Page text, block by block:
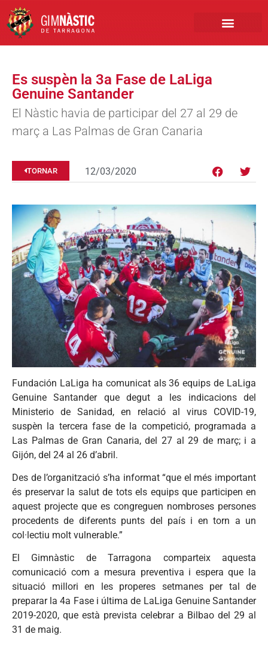
Es suspèn la 3a Fase de LaLiga
Genuine Santander
El Nàstic havia de participar del 27 al 29 de
març a Las Palmas de Gran Canaria
TORNAR 12/03/2020
Fundación LaLiga ha comunicat als 36 equips de LaLiga
Genuine Santander que degut a les indicacions del
Ministerio de Sanidad, en relació al virus COVID-19,
suspèn la tercera fase de la competició, programada a
Las Palmas de Gran Canaria, del 27 al 29 de març; i a
Gijón, del 24 al 26 d’abril.
Des de l’organització s’ha informat “que el més important
és preservar la salut de tots els equips que participen en
aquest projecte que es congreguen nombroses persones
procedents de diferents punts del país i en torn a un
col·lectiu molt vulnerable.”
El Gimnàstic de Tarragona comparteix aquesta
comunicació com a mesura preventiva i espera que la
situació millori en les properes setmanes per tal de
preparar la 4a Fase i última de LaLiga Genuine Santander
2019-2020, que està prevista celebrar a Bilbao del 29 al
31 de maig.